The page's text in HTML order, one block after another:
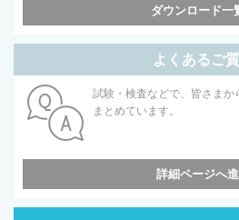
ダウンロード一
よくあるご
試験・検査などで、皆さま
まとめています。
詳細ページへ